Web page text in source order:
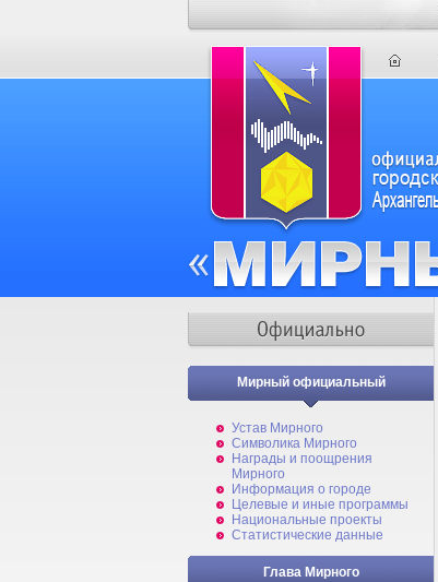
Мирный официальный
Устав Мирного
Символика Мирного
Награды и поощрения
Мирного
Информация о городе
Целевые и иные программы
Национальные проекты
Статистические данные
Глава Мирного